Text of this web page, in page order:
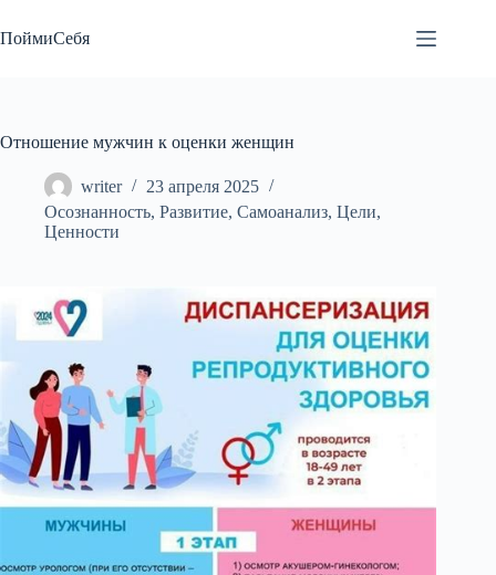
к
сути
ПоймиСебя
Отношение мужчин к оценки женщин
writer
23 апреля 2025
Осознанность, Развитие, Самоанализ, Цели,
Ценности